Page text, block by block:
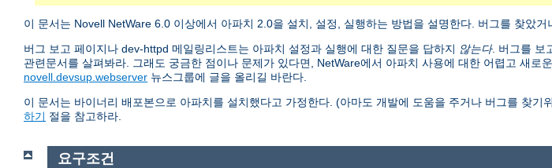
이 문서는 Novell NetWare 6.0 이상에서 아파치 2.0을 설치, 설정, 실행하는 방법을 설명한다. 버그를 찾았거
버그 보고 페이지나 dev-httpd 메일링리스트는 아파치 설정과 실행에 대한 질문을 답하지 않는다. 버그를 보
관련문서를 살펴봐라. 그래도 궁금한 점이나 문제가 있다면, NetWare에서 아파치 사용에 대한 어렵고 새로
novell.devsup.webserver 뉴스그룹에 글을 올리길 바란다.
이 문서는 바이너리 배포본으로 아파치를 설치했다고 가정한다. (아마도 개발에 도움을 주거나 버그를 찾기
하기 절을 참고하라.
요구조건